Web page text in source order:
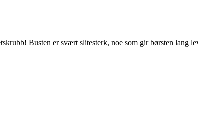
Busten er svært slitesterk, noe som gir børsten lang